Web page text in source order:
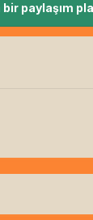
paylaşım